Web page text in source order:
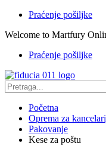
Praćenje pošiljke
Welcome to Martfury
Praćenje pošiljke
Početna
Oprema za
Pakovanje
Kese za poštu